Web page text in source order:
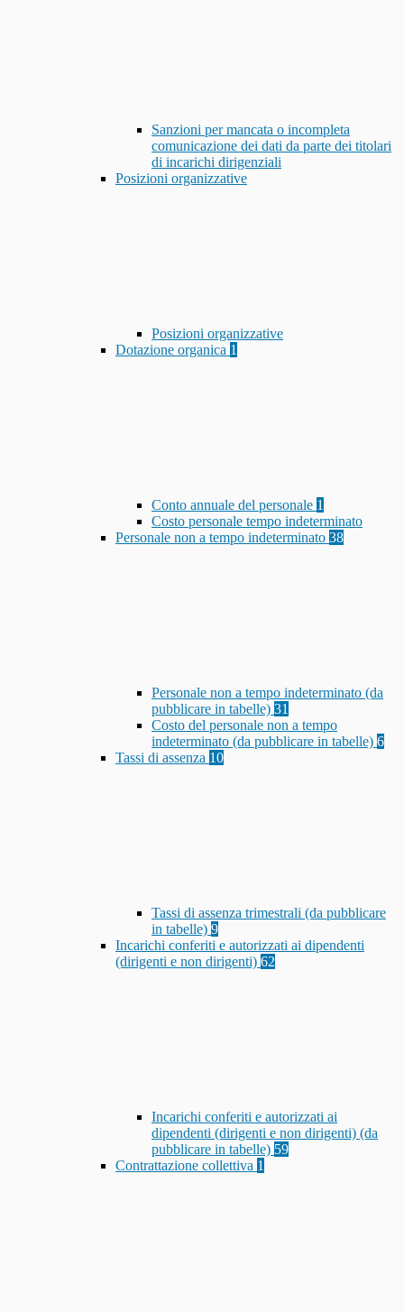
Sanzioni per mancata o incompleta
comunicazione dei dati da parte dei titolari
di incarichi dirigenziali
Posizioni organizzative
Posizioni organizzative
Dotazione organica 1
Conto annuale del personale 1
Costo personale tempo indeterminato
Personale non a tempo indeterminato 38
Personale non a tempo indeterminato (da
pubblicare in tabelle) 31
Costo del personale non a tempo
indeterminato (da pubblicare in tabelle) 6
Tassi di assenza 10
Tassi di assenza trimestrali (da pubblicare
in tabelle) 9
Incarichi conferiti e autorizzati ai dipendenti
(dirigenti e non dirigenti) 62
Incarichi conferiti e autorizzati ai
dipendenti (dirigenti e non dirigenti) (da
pubblicare in tabelle) 59
Contrattazione collettiva 1